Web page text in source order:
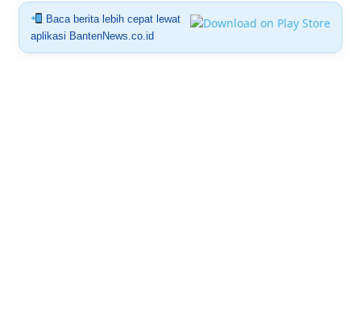
Baca berita lebih cepat lewat
aplikasi BantenNews.co.id